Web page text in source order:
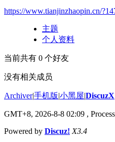
https://www.tianjinzhaopin.cn/
主题
个人资料
当前共有 0 个好友
没有相关成员
Archiver|手机版|小黑屋|DiscuzX
GMT+8, 2026-8-8 02:09 ,
Powered by Discuz! X3.4